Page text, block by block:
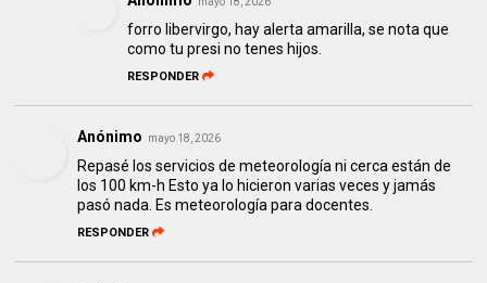
forro libervirgo, hay alerta amarilla, se nota que
como tu presi no tenes hijos.
RESPONDER
Anónimo mayo 18, 2026
Repasé los servicios de meteorología ni cerca están de
los 100 km-h Esto ya lo hicieron varias veces y jamás
pasó nada. Es meteorología para docentes.
RESPONDER